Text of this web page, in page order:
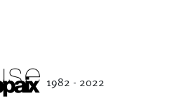
1982 - 2022